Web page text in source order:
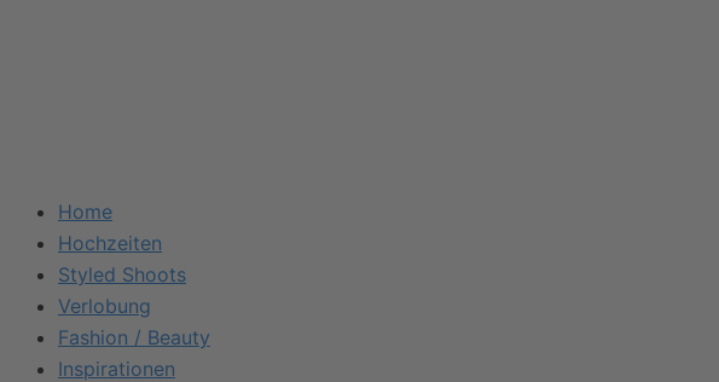
Home
Hochzeiten
Styled Shoots
Verlobung
Fashion / Beauty
Inspirationen